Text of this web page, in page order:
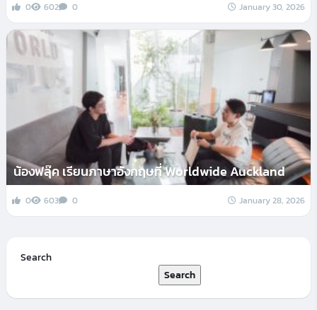
0 602 0 January 30, 2026
น้องฟลุ๊ค เรียนภาษาอังกฤษที่ Worldwide Auckland
0 603 0 January 28, 2026
Search
Search